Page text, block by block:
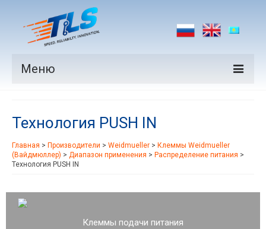
Меню
Производители
Рынки
Технология PUSH IN
Главная > Производители > Weidmueller > Клеммы Weidmueller
(Вайдмюллер) > Диапазон применения > Распределение питания >
Технология PUSH IN
Клеммы подачи питания